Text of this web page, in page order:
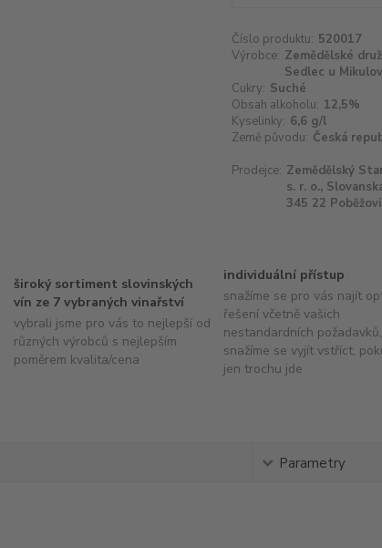
Číslo produktu: 520017
Výrobce: Zemědělské
Sedlec u
Cukry: Suché
Obsah alkoholu: 12,5%
Kyselinky: 6,6 g/l
Země původu: Česká
Prodejce: Zemědělský
s. r. o.,
345 22
široký sortiment slovinských
vín ze 7 vybraných vinařství
vybrali jsme pro vás to nejlepší od
různých výrobců s nejlepším
poměrem kvalita/cena
individuální přístup
snažíme se pro vás najít
řešení včetně vašich
nestandardních požadavků,
snažíme se vyjít vstříct,
jen trochu jde
Parametry